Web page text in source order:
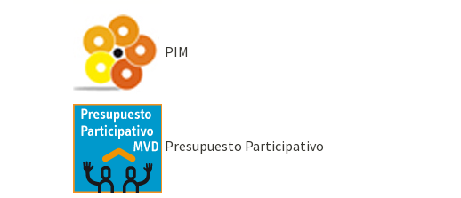
PIM
Presupuesto Participativo